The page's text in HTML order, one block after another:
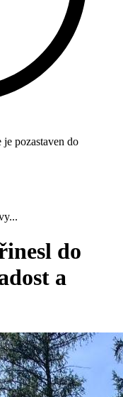
pozastaven do
do
a